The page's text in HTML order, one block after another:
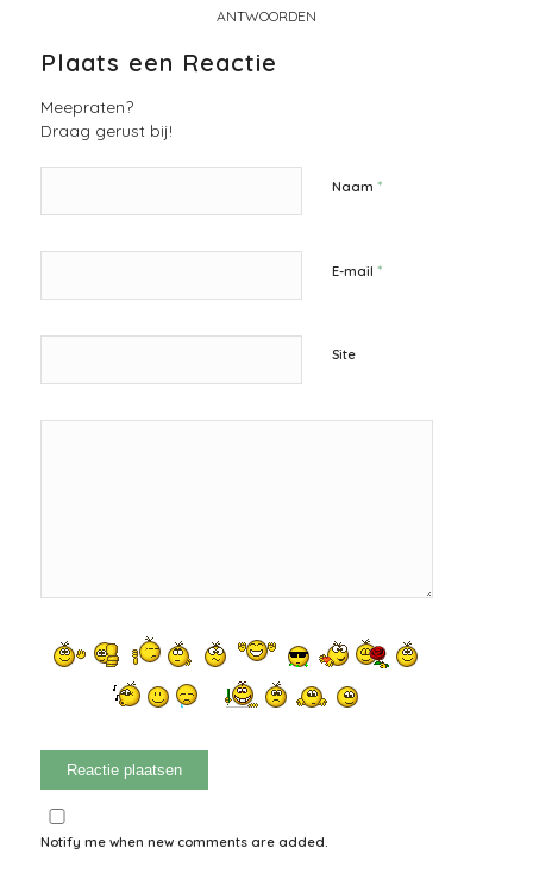
ANTWOORDEN
Plaats een Reactie
Meepraten?
Draag gerust bij!
Naam *
E-mail *
Site
Notify me when new comments are added.